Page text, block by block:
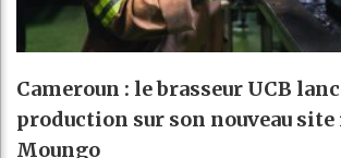
Cameroun : le brasseur UCB
production sur son nouveau
Moungo